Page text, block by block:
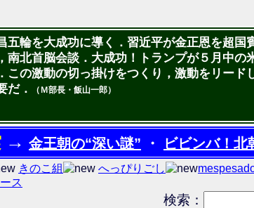
五輪を大成功に導く．習近平が金正恩を超
北首脳会談．大成功！トランプが５月中
の激動の切っ掛けをつくり，激動をリード
だ．
（Ｍ部長・飯山一郎）
→ 金王朝の“深い謎” ・ ビビンバ！北
きのこ組 へっぴりごし
ス
検索：